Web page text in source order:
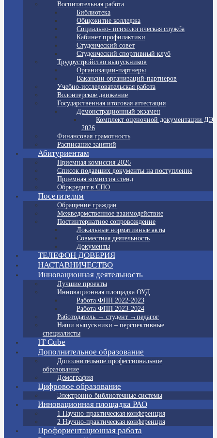
Воспитательная работа
Библиотека
Общежитие колледжа
Социально- психологическая служба
Кабинет профилактики
Студенческий совет
Студенческий спортивный клуб
Трудоустройство выпускников
Организации-партнеры
Вакансии организаций-партнеров
Учебно-исследовательская работа
Волонтерское движение
Государственная итоговая аттестация
Демонстрационный экзамен
Комплект оценочной документации ДЭ
2026
Финансовая грамотность
Расписание занятий
Абитуриентам
Приемная комиссия 2026
Список подавших документы на поступление
Приемная комиссия стенд
Обркредит в СПО
Посетителям
Обращение граждан
Межведомственное взаимодействие
Постинтернатное сопровождение
Локальные нормативные акты
Совместная деятельность
Документы
ТЕЛЕФОН ДОВЕРИЯ
НАСТАВНИЧЕСТВО
Инновационная деятельность
Лучшие проекты
Инновационная площадка ОУД
Работа ФПП 2022-2023
Работа ФПП 2023-2024
Работодатель → студент →педагог
Наши выпускники – перспективные
специалисты
IT Cube
Дополнительное образование
Дополнительное профессиональное
образование
Демография
Цифровое образование
Электронно-библиотечные системы
Инновационная площадка РАО
1 Научно-практическая конференция
2 Научно-практическая конференция
Профориентационная работа